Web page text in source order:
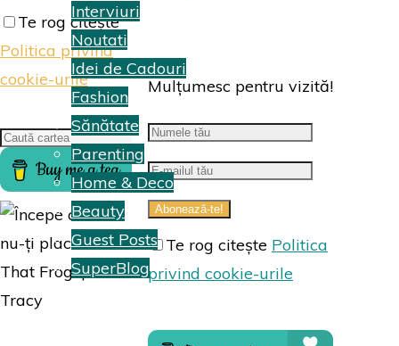
Interviuri
Noutati
Idei de Cadouri
Fashion
Sănătate
Parenting
Home & Deco
Beauty
Guest Posts
SuperBlog
Hai să colaborăm
Te rog citește
Politica privind
cookie-urile
Search Caută
Mulțumesc pentru vizită!
Te rog citește Politica
privind cookie-urile